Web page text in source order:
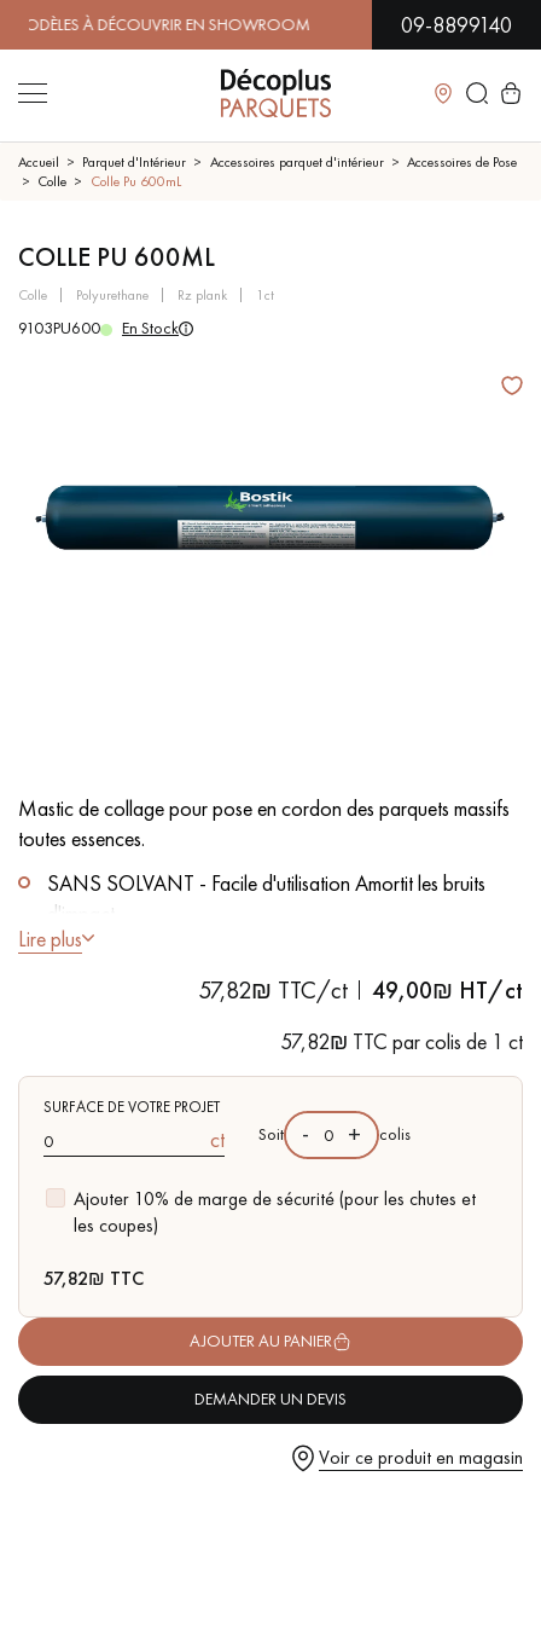
À DÉCOUVRIR EN SHOWROOM | DISPONIBILITÉ
09-8899140
Fermer
PARQUET MASSIF
PARQUET HUILÉ PARQUET EN BOIS BRUT
Nos conseillers sont disponibles au
VOUS AVEZ UN PROJET ?
Nos experts sont à votre disposition pour vous guider pas à
Un expert Décoplus Parquets vous appelle
Accueil Parquet d'Intérieur Accessoires parquet d'intérieur
Accessoires de Pose
Colle
Colle Pu 600mL
COLLE PU 600ML
colle polyurethane rz plank 1ct
9103PU600 En Stock
Mastic de collage pour pose en cordon des parquets massifs
toutes essences.
SANS SOLVANT - Facile d'utilisation Amortit les bruits
d'impact.
Ponçage après 24H
Rattrapage des défauts de planeité ponctuel jusqu'a 5 mm
Rendement : 1 boudin = 1 m²
Lire plus
57,82₪ TTC/ct 49,00₪ HT/ct
57,82₪ TTC par colis de 1 ct
SURFACE DE VOTRE PROJET
ct
Ajouter 10% de marge de sécurité (pour les chutes et
les coupes)
Soit - + colis
57,82₪ TTC
AJOUTER AU PANIER
DEMANDER UN DEVIS
Voir ce produit en magasin